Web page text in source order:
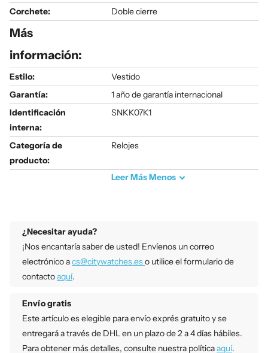
Corchete:
Doble cierre
Más
información:
Estilo:
Vestido
Garantía:
1 año de garantía internacional
Identificación
interna:
SNKK07K1
Categoría de
producto:
Relojes
LeerMásMenos
¿Necesitar ayuda?
¡Nos encantaría saber de usted! Envíenos un correo
electrónico acs@citywatches.eso utilice el formulario de
contactoaquí.
Envío gratis
Este artículo es elegible para envío exprés gratuito y se
entregará a través de DHL en un plazo de 2 a 4 días hábiles.
Para obtener más detalles, consulte nuestra políticaaquí.